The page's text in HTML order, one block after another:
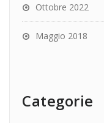
Ottobre 2022
Maggio 2018
Categorie